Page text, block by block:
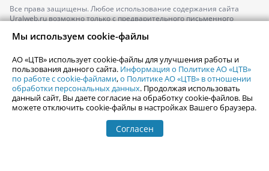
Все права защищены. Любое использование содержания сайта
Uralweb.ru возможно только с предварительного письменного
По вопросам размещения рекламы обращайтесь по тел.
По вопросам размещения информации в разделе «Афиша»
afisha@uralweb.ru
Пользовательское соглашение на использование сайта
Политика АО «ЦТВ» в отношении обработки персональных данных
Мы используем cookie-файлы
АО «ЦТВ» использует cookie-файлы для улучшения работы и
пользования данного сайта. Информация о Политике АО «ЦТВ»
по работе с cookie-файлами,о Политике АО «ЦТВ» в отношении
обработки персональных данных. Продолжая использовать
данный сайт, Вы даете согласие на обработку cookie-файлов. Вы
можете отключить cookie-файлы в настройках Вашего браузера.
Согласен